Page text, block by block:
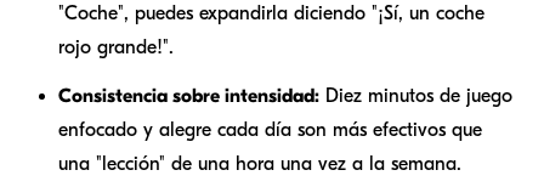
"Coche", puedes expandirla diciendo "¡Sí, un coche
rojo grande!".
Consistencia sobre intensidad: Diez minutos de juego
enfocado y alegre cada día son más efectivos que
una "lección" de una hora una vez a la semana.